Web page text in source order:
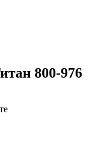
800-976